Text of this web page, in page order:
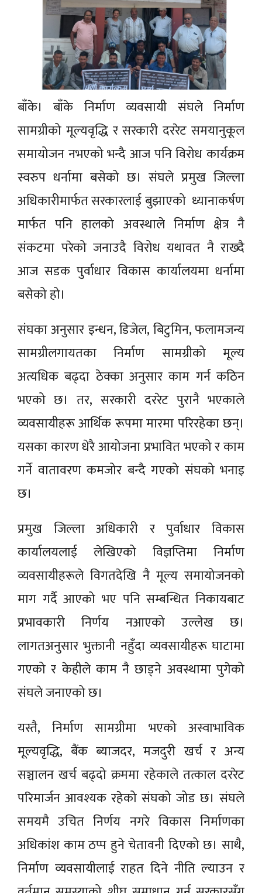
बाँके। बाँके निर्माण व्यवसायी संघले निर्माण
सामग्रीको मूल्यवृद्धि र सरकारी दररेट समयानुकूल
समायोजन नभएको भन्दै आज पनि विरोध कार्यक्रम
स्वरुप धर्नामा बसेको छ। संघले प्रमुख जिल्ला
अधिकारीमार्फत सरकारलाई बुझाएको ध्यानाकर्षण
मार्फत पनि हालको अवस्थाले निर्माण क्षेत्र नै
संकटमा परेको जनाउदै विरोध यथावत नै राख्दै
आज सडक पुर्वाधार विकास कार्यालयमा धर्नामा
बसेको हो।
संघका अनुसार इन्धन, डिजेल, बिटुमिन, फलामजन्य
सामग्रीलगायतका निर्माण सामग्रीको मूल्य
अत्यधिक बढ्दा ठेक्का अनुसार काम गर्न कठिन
भएको छ। तर, सरकारी दररेट पुरानै भएकाले
व्यवसायीहरू आर्थिक रूपमा मारमा परिरहेका छन्।
यसका कारण धेरै आयोजना प्रभावित भएको र काम
गर्ने वातावरण कमजोर बन्दै गएको संघको भनाइ
छ।
प्रमुख जिल्ला अधिकारी र पुर्वाधार विकास
कार्यालयलाई लेखिएको विज्ञप्तिमा निर्माण
व्यवसायीहरूले विगतदेखि नै मूल्य समायोजनको
माग गर्दै आएको भए पनि सम्बन्धित निकायबाट
प्रभावकारी निर्णय नआएको उल्लेख छ।
लागतअनुसार भुक्तानी नहुँदा व्यवसायीहरू घाटामा
गएको र केहीले काम नै छाड्ने अवस्थामा पुगेको
संघले जनाएको छ।
यस्तै, निर्माण सामग्रीमा भएको अस्वाभाविक
मूल्यवृद्धि, बैंक ब्याजदर, मजदुरी खर्च र अन्य
सञ्चालन खर्च बढ्दो क्रममा रहेकाले तत्काल दररेट
परिमार्जन आवश्यक रहेको संघको जोड छ। संघले
समयमै उचित निर्णय नगरे विकास निर्माणका
अधिकांश काम ठप्प हुने चेतावनी दिएको छ। साथै,
निर्माण व्यवसायीलाई राहत दिने नीति ल्याउन र